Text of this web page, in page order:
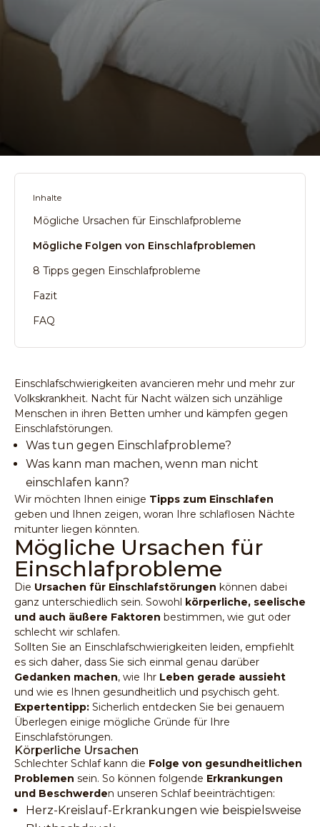
Inhalte
Mögliche Ursachen für Einschlafprobleme
Mögliche Folgen von Einschlafproblemen
8 Tipps gegen Einschlafprobleme
Fazit
FAQ
Einschlafschwierigkeiten avancieren mehr und mehr zur
Volkskrankheit. Nacht für Nacht wälzen sich unzählige
Menschen in ihren Betten umher und kämpfen gegen
Einschlafstörungen.
Was tun gegen Einschlafprobleme?
Was kann man machen, wenn man nicht
einschlafen kann?
Wir möchten Ihnen einige Tipps zum Einschlafen
geben und Ihnen zeigen, woran Ihre schlaflosen Nächte
mitunter liegen könnten.
Mögliche Ursachen für
Einschlafprobleme
Die Ursachen für Einschlafstörungen können dabei
ganz unterschiedlich sein. Sowohl körperliche, seelische
und auch äußere Faktoren bestimmen, wie gut oder
schlecht wir schlafen.
Sollten Sie an Einschlafschwierigkeiten leiden, empfiehlt
es sich daher, dass Sie sich einmal genau darüber
Gedanken machen, wie Ihr Leben gerade aussieht
und wie es Ihnen gesundheitlich und psychisch geht.
Expertentipp: Sicherlich entdecken Sie bei genauem
Überlegen einige mögliche Gründe für Ihre
Einschlafstörungen.
Körperliche Ursachen
Schlechter Schlaf kann die Folge von gesundheitlichen
Problemen sein. So können folgende Erkrankungen
und Beschwerden unseren Schlaf beeinträchtigen:
Herz-Kreislauf-Erkrankungen wie beispielsweise